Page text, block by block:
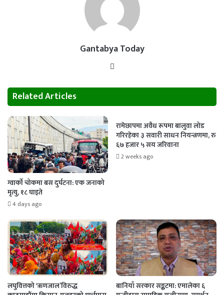
Gantabya Today
Related Articles
ग्वार्को चोकमा बस दुर्घटना: एक जनाको
मृत्यु, १८ घाइते
4 days ago
रामेछापमा अवैध रूपमा बालुवा लोड
गरिरहेका ३ सवारी साधन नियन्त्रणमा, रु
६७ हजार ५ सय जरिवाना
2 weeks ago
लघुवित्तको ‘ऋणजाल’विरुद्ध
बानियाँ सरकार सङ्कटमा: एमालेका ६